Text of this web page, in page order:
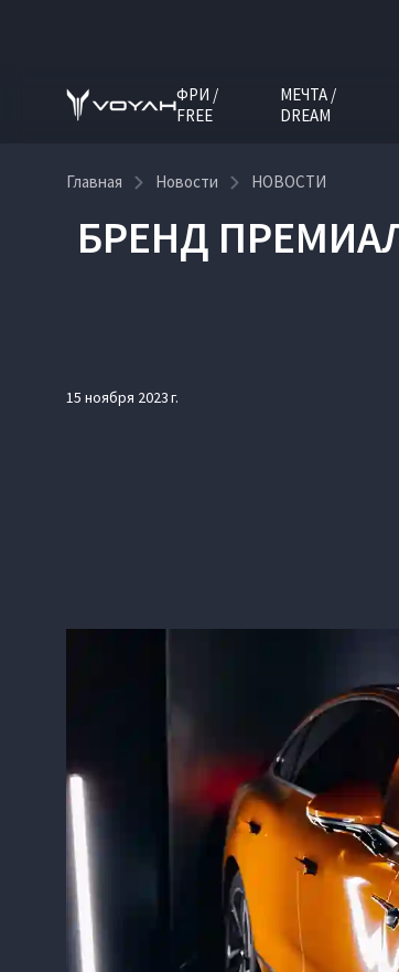
ФРИ /
FREE
МЕЧТА /
DREAM
Главная Новости НОВОСТИ
БРЕНД
15 ноября 2023 г.